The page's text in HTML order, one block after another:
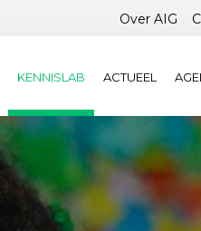
Over AIG
KENNISLAB ACTUEEL